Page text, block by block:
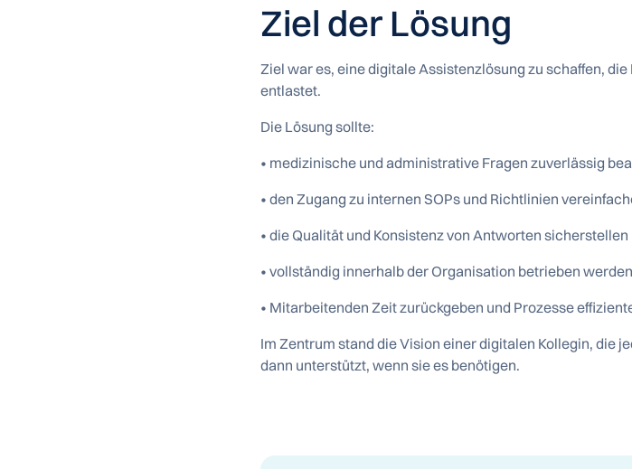
Ziel der Lösung
Ziel war es, eine digitale Assistenzlösung zu schaffen,
entlastet.
Die Lösung sollte:
• medizinische und administrative Fragen zuverlässig
• den Zugang zu internen SOPs und Richtlinien
• die Qualität und Konsistenz von Antworten sicherstellen
• vollständig innerhalb der Organisation betrieben werden
• Mitarbeitenden Zeit zurückgeben und Prozesse
Im Zentrum stand die Vision einer digitalen Kollegin, die
dann unterstützt, wenn sie es benötigen.